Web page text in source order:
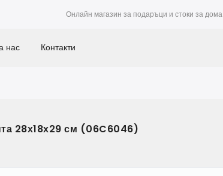
Онлайн магазин за подаръци и стоки за дома
нас Контакти
28х18х29 см (06C6046)